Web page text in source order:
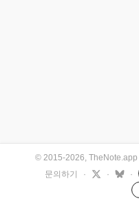
© 2015-2026, TheNote.app
문의하기
· · ·